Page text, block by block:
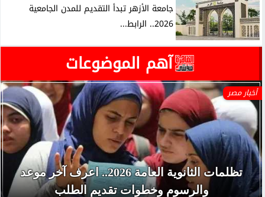
جامعة الأزهر تبدأ التقديم للمدن الجامعية
2026.. الرابط...
آهم الموضوعات
أخبار مصر
تظلمات الثانوية العامة 2026.. اعرف آخر موعد
والرسوم وخطوات تقديم الطلب